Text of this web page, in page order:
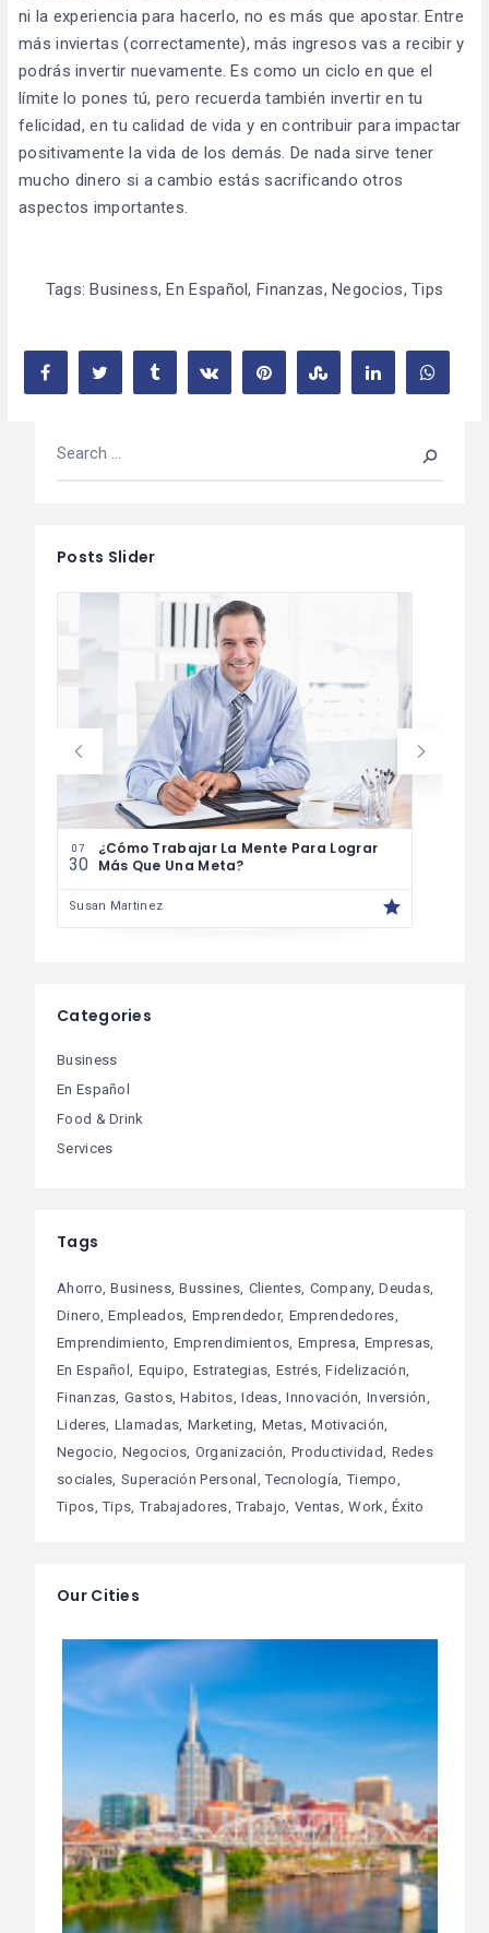
ni la experiencia para hacerlo, no es más que apostar. Entre
más inviertas (correctamente), más ingresos vas a recibir y
podrás invertir nuevamente. Es como un ciclo en que el
límite lo pones tú, pero recuerda también invertir en tu
felicidad, en tu calidad de vida y en contribuir para impactar
positivamente la vida de los demás. De nada sirve tener
mucho dinero si a cambio estás sacrificando otros
aspectos importantes.
Tags:Business,En Español,Finanzas,Negocios,Tips
Posts Slider
07
30
¿Cómo Trabajar La Mente Para Lograr
Más Que Una Meta?
Susan Martinez
Categories
Business
En Español
Food & Drink
Services
Tags
Ahorro Business Bussines Clientes Company Deudas
Dinero Empleados Emprendedor Emprendedores
Emprendimiento Emprendimientos Empresa Empresas
En Español Equipo Estrategias Estrés Fidelización
Finanzas Gastos Habitos Ideas Innovación Inversión
Lideres Llamadas Marketing Metas Motivación
Negocio Negocios Organización Productividad Redes
sociales Superación Personal Tecnología Tiempo
Tipos Tips Trabajadores Trabajo Ventas Work Éxito
Our Cities